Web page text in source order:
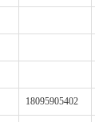
18095905402